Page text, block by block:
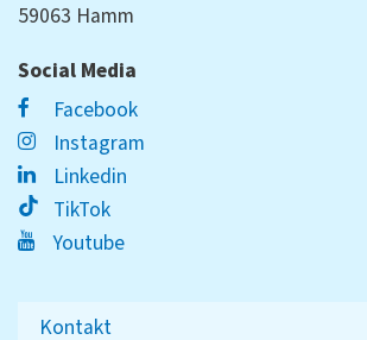
59063 Hamm
Social Media
Facebook
Instagram
Linkedin
TikTok
Youtube
Kontakt